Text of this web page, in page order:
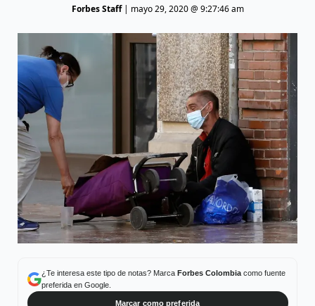
Forbes Staff| mayo 29, 2020 @ 9:27:46 am
¿Te interesa este tipo de notas? Marca Forbes Colombiacomo fuente
preferida en Google.
Marcar como preferida